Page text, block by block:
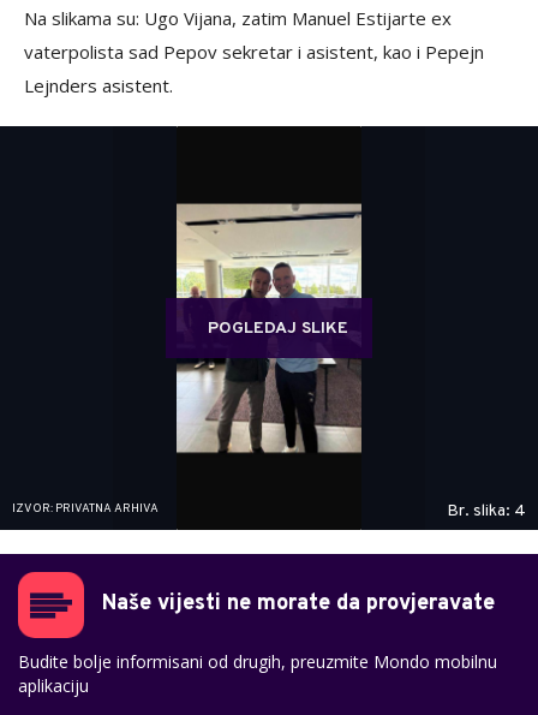
Na slikama su: Ugo Vijana, zatim Manuel Estijarte ex
vaterpolista sad Pepov sekretar i asistent, kao i Pepejn
Lejnders asistent.
POGLEDAJ SLIKE
IZVOR: PRIVATNA ARHIVA Br. slika: 4
Naše vijesti ne morate da provjeravate
Budite bolje informisani od drugih, preuzmite Mondo mobilnu
aplikaciju